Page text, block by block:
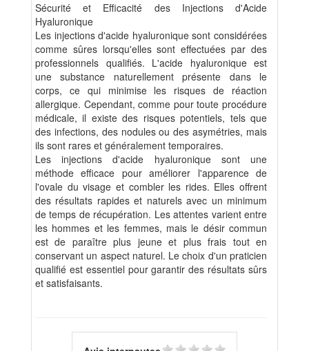
Sécurité et Efficacité des Injections d'Acide
Hyaluronique
Les injections d'acide hyaluronique sont considérées
comme sûres lorsqu'elles sont effectuées par des
professionnels qualifiés. L'acide hyaluronique est
une substance naturellement présente dans le
corps, ce qui minimise les risques de réaction
allergique. Cependant, comme pour toute procédure
médicale, il existe des risques potentiels, tels que
des infections, des nodules ou des asymétries, mais
ils sont rares et généralement temporaires.
Les injections d'acide hyaluronique sont une
méthode efficace pour améliorer l'apparence de
l'ovale du visage et combler les rides. Elles offrent
des résultats rapides et naturels avec un minimum
de temps de récupération. Les attentes varient entre
les hommes et les femmes, mais le désir commun
est de paraître plus jeune et plus frais tout en
conservant un aspect naturel. Le choix d'un praticien
qualifié est essentiel pour garantir des résultats sûrs
et satisfaisants.